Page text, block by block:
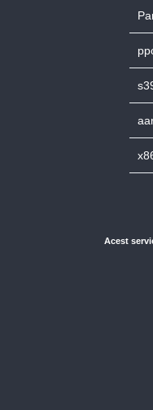
Acest